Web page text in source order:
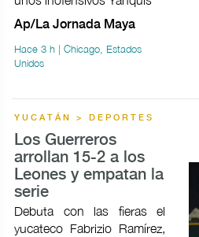
Ap/La Jornada Maya
Hace 3 h | Chicago, Estados
Unidos
YUCATÁN > DEPORTES
Los Guerreros
arrollan 15-2 a los
Leones y empatan la
serie
Debuta con las fieras el
yucateco Fabrizio Ramírez,